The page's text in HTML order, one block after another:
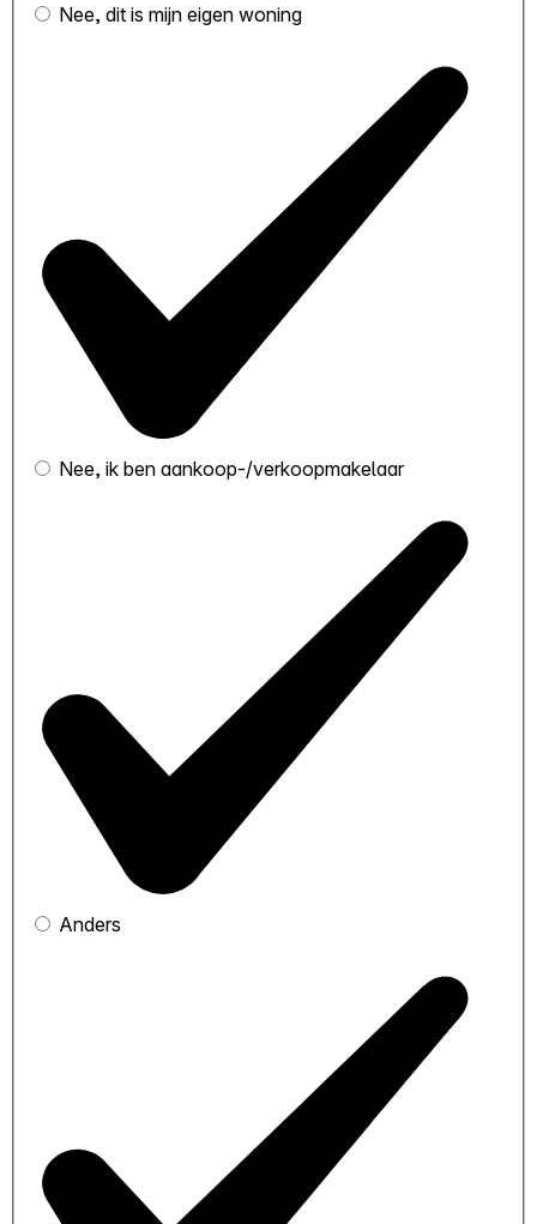
Nee, dit is mijn eigen woning
Nee, ik ben aankoop-/verkoopmakelaar
Anders